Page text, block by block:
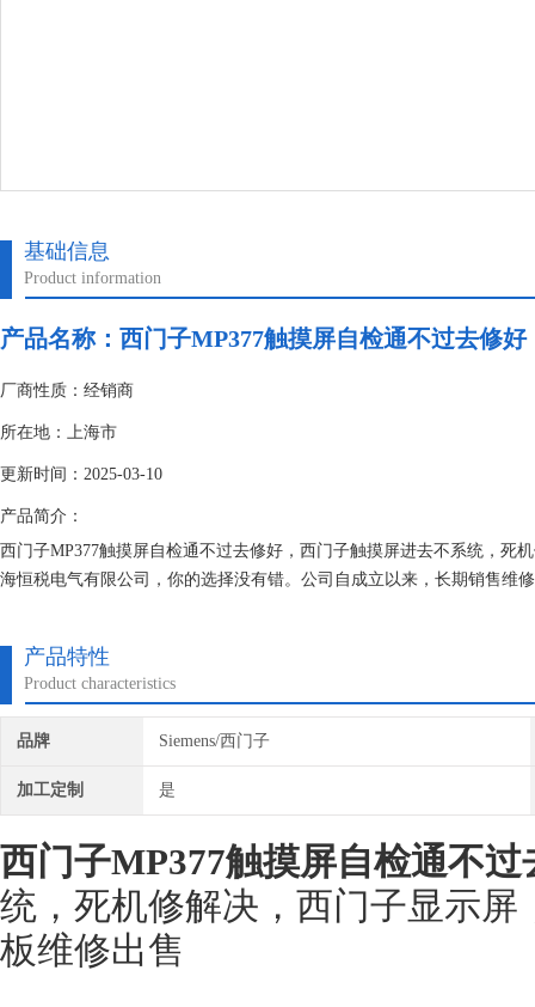
基础信息
Product information
产品名称： 西门子MP377触摸屏自检通不过去修好
厂商性质：经销商
所在地：上海市
更新时间：2025-03-10
产品简介：
西门子MP377触摸屏自检通不过去修好，西门子触摸屏进去不系统，死
海恒税电气有限公司，你的选择没有错。公司自成立以来，长期销售维
产品特性
Product characteristics
品牌 Siemens/西门子
加工定制 是
西门子MP377触摸屏自检通不过
统，死机修解决，西门子显示
板维修出售